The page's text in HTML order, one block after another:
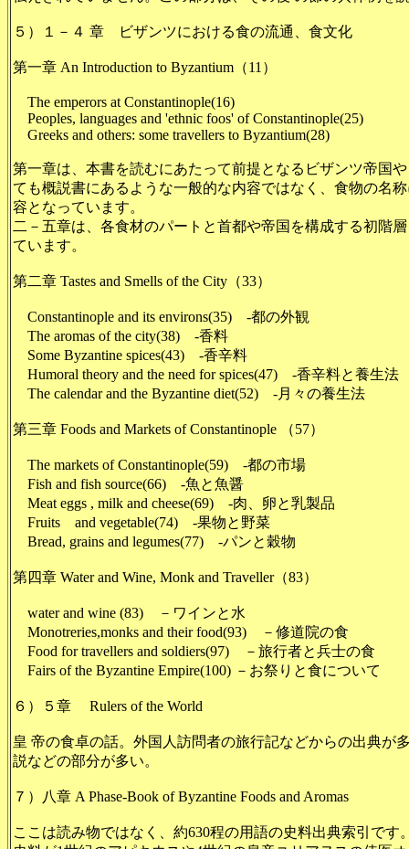
５）１－４ 章 ビザンツにおける食の流通、食文化
第一章 An Introduction to Byzantium（11）
The emperors at Constantinople(16)
Peoples, languages and 'ethnic foos' of Constantinople(25)
Greeks and others: some travellers to Byzantium(28)
第一章は、本書を読むにあたって前提となるビザンツ帝国
ても概説書にあるような一般的な内容ではなく、食物の名
容となっています。
二－五章は、各食材のパートと首都や帝国を構成する初階
ています。
第二章 Tastes and Smells of the City（33）
Constantinople and its environs(35) -都の外観
The aromas of the city(38) -香料
Some Byzantine spices(43) -香辛料
Humoral theory and the need for spices(47) -香辛料と養生法
The calendar and the Byzantine diet(52) -月々の養生法
第三章 Foods and Markets of Constantinople （57）
The markets of Constantinople(59) -都の市場
Fish and fish source(66) -魚と魚醤
Meat eggs , milk and cheese(69) -肉、卵と乳製品
Fruits and vegetable(74) -果物と野菜
Bread, grains and legumes(77) -パンと穀物
第四章 Water and Wine, Monk and Traveller（83）
water and wine (83) －ワインと水
Monotreries,monks and their food(93) －修道院の食
Food for travellers and soldiers(97) －旅行者と兵士の食
Fairs of the Byzantine Empire(100) －お祭りと食について
６）５章 Rulers of the World
皇 帝の食卓の話。外国人訪問者の旅行記などからの出典が
説などの部分が多い。
７） 八章 A Phase-Book of Byzantine Foods and Aromas
ここは読み物ではなく、約630程の用語の史料出典索引です